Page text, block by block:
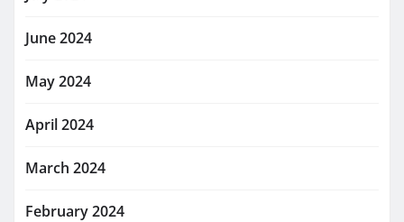
June 2024
May 2024
April 2024
March 2024
February 2024